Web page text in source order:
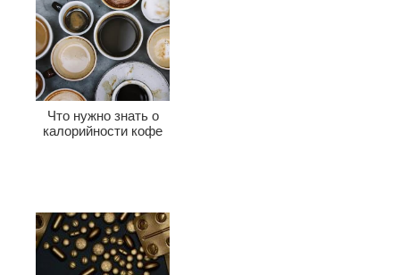
Что нужно знать о
калорийности кофе